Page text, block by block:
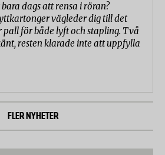
dags att rensa i röran?
vägleder dig till det
pall för både lyft och stapling. Två
resten klarade inte att uppfylla
FLER NYHETER